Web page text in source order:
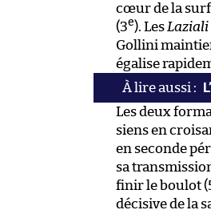
cœur de la
(3e). Les Laziali
Gollini
égalise
Les deux
siens en
en seconde
sa
finir le boulot
décisive de la